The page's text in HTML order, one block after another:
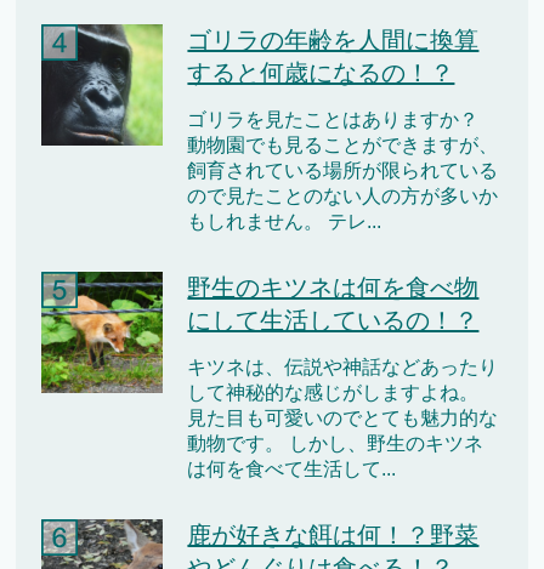
ゴリラの年齢を人間に換算
すると何歳になるの！？
ゴリラを見たことはありますか？
動物園でも見ることができますが、
飼育されている場所が限られている
ので見たことのない人の方が多いか
もしれません。 テレ...
野生のキツネは何を食べ物
にして生活しているの！？
キツネは、伝説や神話などあったり
して神秘的な感じがしますよね。
見た目も可愛いのでとても魅力的な
動物です。 しかし、野生のキツネ
は何を食べて生活して...
鹿が好きな餌は何！？野菜